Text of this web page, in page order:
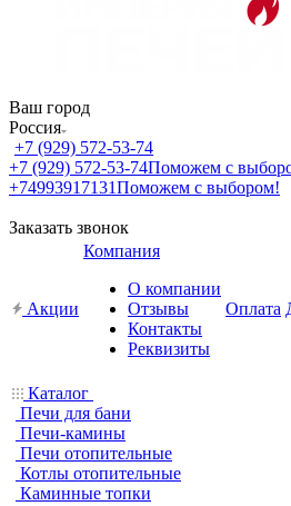
Ваш город
Россия
+7 (929) 572-53-74
+7 (929) 572-53-74Поможем с
+74993917131Поможем с выбором!
Заказать звонок
Акции
Компания
О компании
Отзывы
Контакты
Реквизиты
Оплата
Каталог
Печи для бани
Печи-камины
Печи отопительные
Котлы отопительные
Каминные топки